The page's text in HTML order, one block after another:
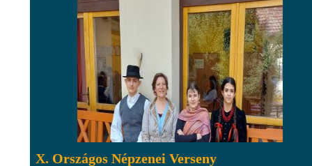
X. Országos Népzenei Verseny